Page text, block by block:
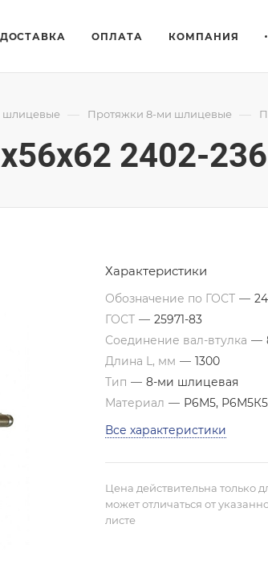
ДОСТАВКА ОПЛАТА КОМПАНИЯ
шлицевые — Протяжки 8-ми шлицевые —
2402-
Характеристики
Обозначение по ГОСТ —
ГОСТ — 25971-83
Соединение вал-втулка —
Длина L, мм — 1300
Тип — 8-ми шлицевая
Материал — Р6М5,
Все характеристики
Цена действительна только
может отличаться от
листе